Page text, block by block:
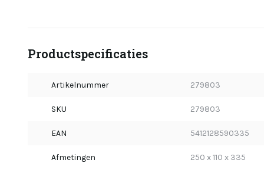
Productspecificaties
Artikelnummer 279803
SKU 279803
EAN 5412128590335
Afmetingen 250 x 110 x 335